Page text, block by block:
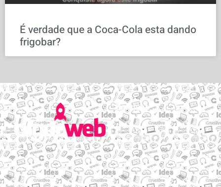
É verdade que a Coca-Cola esta dando
frigobar?
Serviços
Email personalizado
Hospedagem de Sites
Migração de sites e e-mails
Construtor de sites